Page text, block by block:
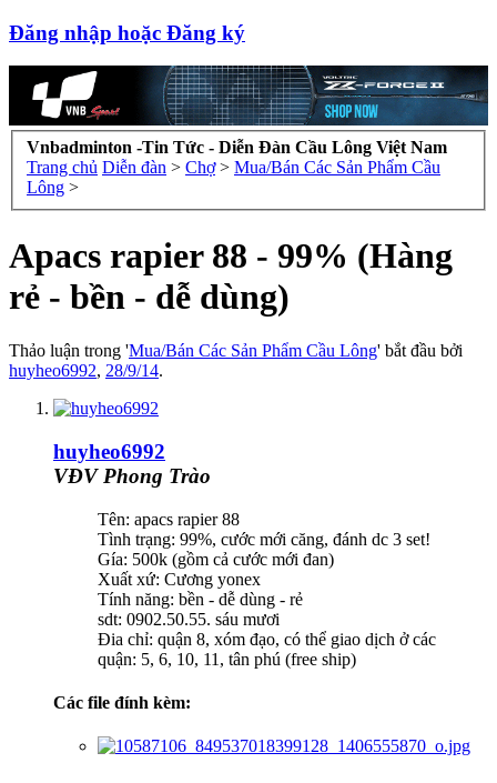
Đăng nhập hoặc Đăng ký
Vnbadminton -Tin Tức - Diễn Đàn Cầu Lông Việt Nam
Trang chủ Diễn đàn > Chợ > Mua/Bán Các Sản Phẩm Cầu
Lông >
Apacs rapier 88 - 99% (Hàng
rẻ - bền - dễ dùng)
Thảo luận trong 'Mua/Bán Các Sản Phẩm Cầu Lông' bắt đầu bởi
huyheo6992, 28/9/14.
huyheo6992
VĐV Phong Trào
Tên: apacs rapier 88
Tình trạng: 99%, cước mới căng, đánh dc 3 set!
Gía: 500k (gồm cả cước mới đan)
Xuất xứ: Cương yonex
Tính năng: bền - dễ dùng - rẻ
sdt: 0902.50.55. sáu mươi
Đia chỉ: quận 8, xóm đạo, có thể giao dịch ở các
quận: 5, 6, 10, 11, tân phú (free ship)
Các file đính kèm: